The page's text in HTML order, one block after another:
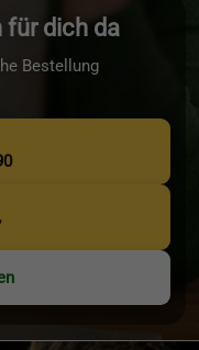
für dich da
Bestellung